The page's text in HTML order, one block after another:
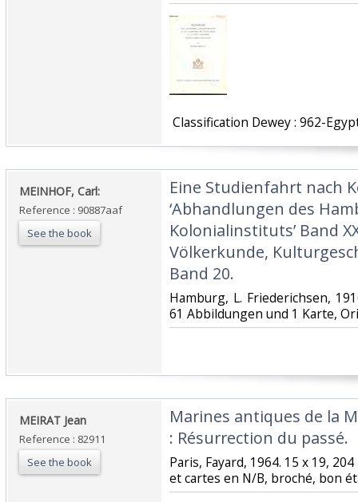
Classification Dewey : 962-
‎MEINHOF, Carl:‎
Reference : 90887aaf
See the book
‎Eine Studienfahrt nach
‘Abhandlungen des
Kolonialinstituts’ Band
Völkerkunde,
Band 20.‎
‎Hamburg, L. Friederichsen,
61 Abbildungen und 1 Karte,
‎MEIRAT Jean‎
Reference : 82911
See the book
‎Marines antiques de la
: Résurrection du passé.‎
‎Paris, Fayard, 1964. 15 x 19,
et cartes en N/B, broché, bon